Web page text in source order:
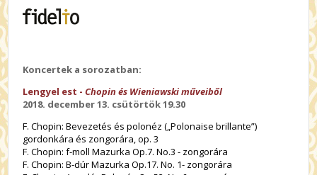
Koncertek a sorozatban:
Lengyel est -Chopin és Wieniawski műveiből
2018. december 13. csütörtök 19.30
F. Chopin: Bevezetés és polonéz („Polonaise brillante”)
gordonkára és zongorára, op. 3
F. Chopin: f-moll Mazurka Op.7. No.3 - zongorára
F. Chopin: B-dúr Mazurka Op.17. No. 1- zongorára